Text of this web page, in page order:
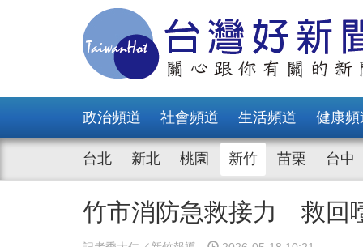
政治頻道 社會頻道 生活頻道 健康頻
台北 新北 桃園 新竹 苗栗 台中
竹市消防急救接力 救回